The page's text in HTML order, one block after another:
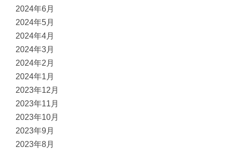
2024年6月
2024年5月
2024年4月
2024年3月
2024年2月
2024年1月
2023年12月
2023年11月
2023年10月
2023年9月
2023年8月